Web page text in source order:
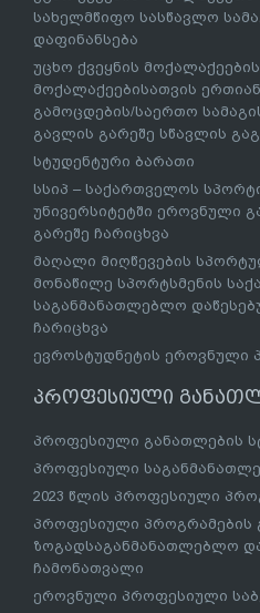
სახელმწიფო სასწავლო
დაფინანსება
უცხო ქვეყნის
მოქალაქეებისათვის
გამოცდების/საერთო
გავლის გარეშე სწავლის
სტუდენტური ბარათი
სსიპ – საქართველოს
უნივერსიტეტში ეროვნული
გარეშე ჩარიცხვა
მაღალი მიღწევების
მონაწილე სპორტსმენის
საგანმანათლებლო
ჩარიცხვა
ევროსტუდნეტის ეროვნული
პროფესიული
პროფესიული განათლების
პროფესიული
2023 წლის პროფესიული
პროფესიული პროგრამების
ზოგადსაგანმანათლებლო
ჩამონათვალი
ეროვნული პროფესიული